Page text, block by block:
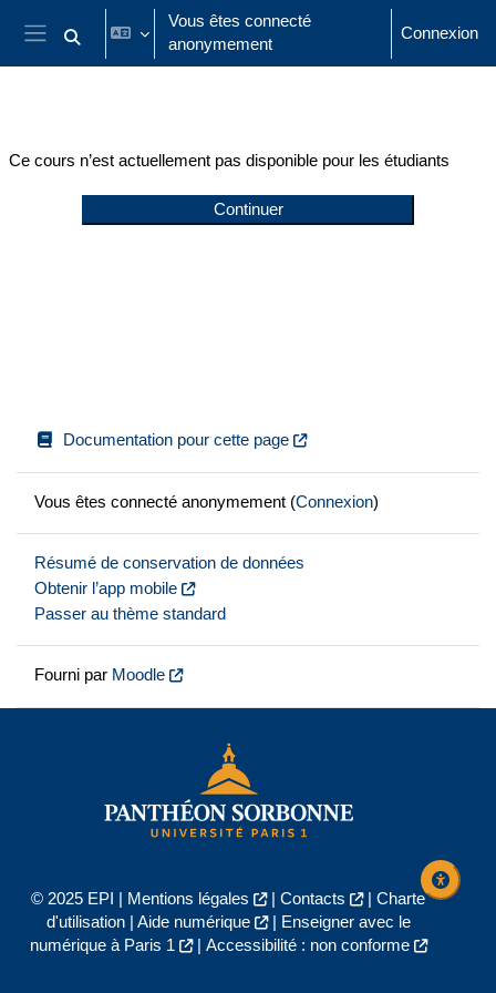
Passer au contenu principal
Panneau latéral
Activer/désactiver la saisie de recherche
Vous êtes connecté
anonymement
Connexion
Ce cours n’est actuellement pas disponible pour les étudiants
Continuer
Documentation pour cette page
Vous êtes connecté anonymement (Connexion)
Résumé de conservation de données
Obtenir l’app mobile
Passer au thème standard
Fourni par Moodle
© 2025 EPI | Mentions légales | Contacts | Charte
d'utilisation| Aide numérique |
Enseigner avec le
numérique à Paris 1
| Accessibilité : non conforme